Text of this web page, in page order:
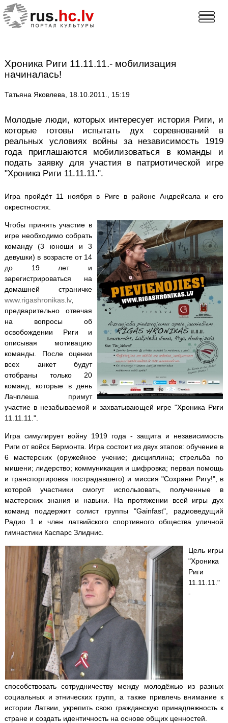
Хроника Риги 11.11.11.- мобилизация
начиналась!
Татьяна Яковлева, 18.10.2011., 15:19
Молодые люди, которых интересует история Риги, и
которые готовы испытать дух соревнований в
реальных условиях войны за независимость 1919
года приглашаются мобилизоваться в команды и
подать заявку для участия в патриотической игре
"Хроника Риги 11.11.11.".
Игра пройдёт 11 ноября в Риге в районе Андрейсала и его
окрестностях.
Чтобы принять участие в
игре необходимо собрать
команду (3 юноши и 3
девушки) в возрасте от 14
до 19 лет и
зарегистрироваться на
домашней страничке
www.rigashronikas.lv,
предварительно отвечая
на вопросы об
освобождении Риги и
описывая мотивацию
команды. После оценки
всех анкет будут
отобраны только 20
команд, которые в день
Лачплеша примут
участие в незабываемой и захватывающей игре "Хроника Риги
11.11.11.".
Игра симулирует войну 1919 года - защита и независимость
Риги от войск Бермонта. Игра состоит из двух этапов: обучение в
6 мастерских (оружейное учение; дисциплина; стрельба по
мишени; лидерство; коммуникация и шифровка; первая помощь
и транспортировка пострадавшего) и миссия "Сохрани Ригу!", в
которой участники смогут использовать, полученные в
мастерских знания и навыки. На протяжении всей игры дух
команд поддержит солист группы "Gainfast", радиоведущий
Радио 1 и член латвийского спортивного общества уличной
гимнастики Каспарс Злиднис.
Цель игры
"Хроника
Риги
11.11.11."
-
способствовать сотрудничеству между молодёжью из разных
социальных и этнических групп, а также привлечь внимание к
истории Латвии, укрепить свою гражданскую принадлежность к
стране и создать идентичность на основе общих ценностей.